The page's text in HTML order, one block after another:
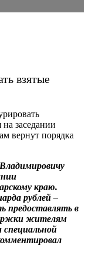
взятые
заседании
вернут порядка
краю.
рублей –
предоставлять в
жителям
специальной